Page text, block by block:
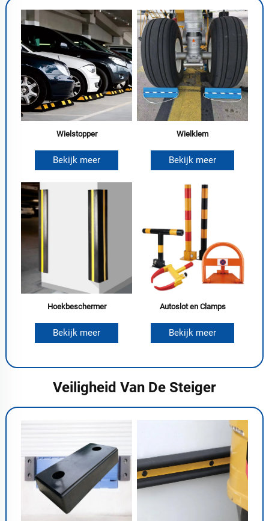
Wielstopper
Bekijk meer
Wielklem
Bekijk meer
Hoekbeschermer
Bekijk meer
Autoslot en Clamps
Bekijk meer
Veiligheid Van De Steiger